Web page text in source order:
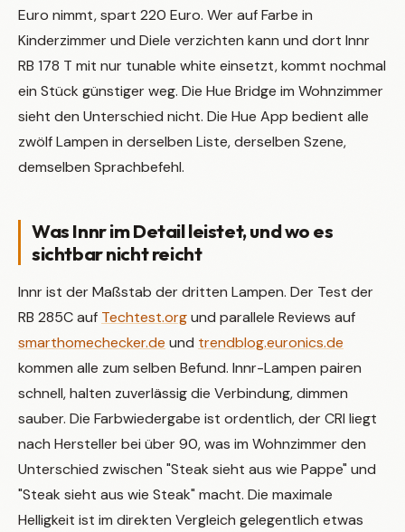
Euro nimmt, spart 220 Euro. Wer auf Farbe in
Kinderzimmer und Diele verzichten kann und dort Innr
RB 178 T mit nur tunable white einsetzt, kommt nochmal
ein Stück günstiger weg. Die Hue Bridge im Wohnzimmer
sieht den Unterschied nicht. Die Hue App bedient alle
zwölf Lampen in derselben Liste, derselben Szene,
demselben Sprachbefehl.
Was Innr im Detail leistet, und wo es
sichtbar nicht reicht
Innr ist der Maßstab der dritten Lampen. Der Test der
RB 285C auf Techtest.orgund parallele Reviews auf
smarthomechecker.de und trendblog.euronics.de
kommen alle zum selben Befund. Innr-Lampen pairen
schnell, halten zuverlässig die Verbindung, dimmen
sauber. Die Farbwiedergabe ist ordentlich, der CRI liegt
nach Hersteller bei über 90, was im Wohnzimmer den
Unterschied zwischen "Steak sieht aus wie Pappe" und
"Steak sieht aus wie Steak" macht. Die maximale
Helligkeit ist im direkten Vergleich gelegentlich etwas